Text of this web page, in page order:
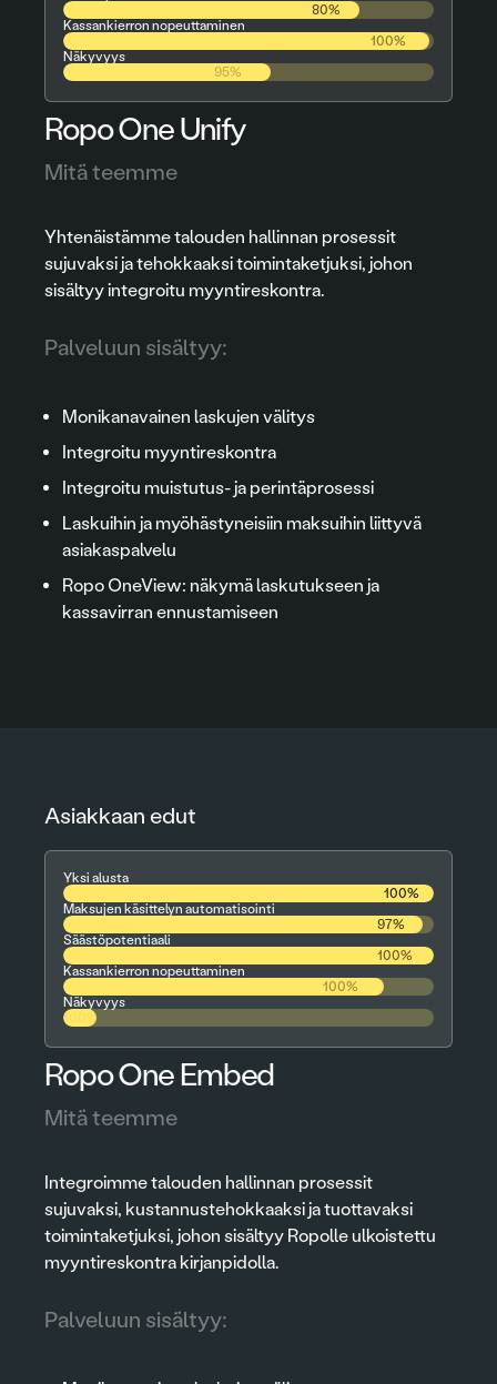
80%
Kassankierron nopeuttaminen
100%
Näkyvyys
Ropo One Unify
Mitä teemme
Yhtenäistämme talouden hallinnan prosessit
sujuvaksi ja tehokkaaksi toimintaketjuksi, johon
sisältyy integroitu myyntireskontra.
Palveluun sisältyy:
Monikanavainen laskujen välitys
Integroitu myyntireskontra
Integroitu muistutus- ja perintäprosessi
Laskuihin ja myöhästyneisiin maksuihin liittyvä
asiakaspalvelu
Ropo OneView: näkymä laskutukseen ja
kassavirran ennustamiseen
Asiakkaan edut
Yksi alusta
100%
Maksujen käsittelyn automatisointi
97%
Säästöpotentiaali
100%
Kassankierron nopeuttaminen
Näkyvyys
Ropo One Embed
Mitä teemme
Integroimme talouden hallinnan prosessit
sujuvaksi, kustannustehokkaaksi ja tuottavaksi
toimintaketjuksi, johon sisältyy Ropolle ulkoistettu
myyntireskontra kirjanpidolla.
Palveluun sisältyy: